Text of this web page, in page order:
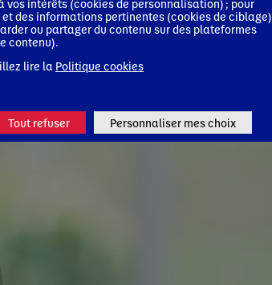
intérêts (cookies de personnalisation) ; pour
des informations pertinentes (cookies de ciblage)
ou partager du contenu sur des plateformes
contenu).
lire la Politique cookies
Tout refuser Personnaliser mes choix